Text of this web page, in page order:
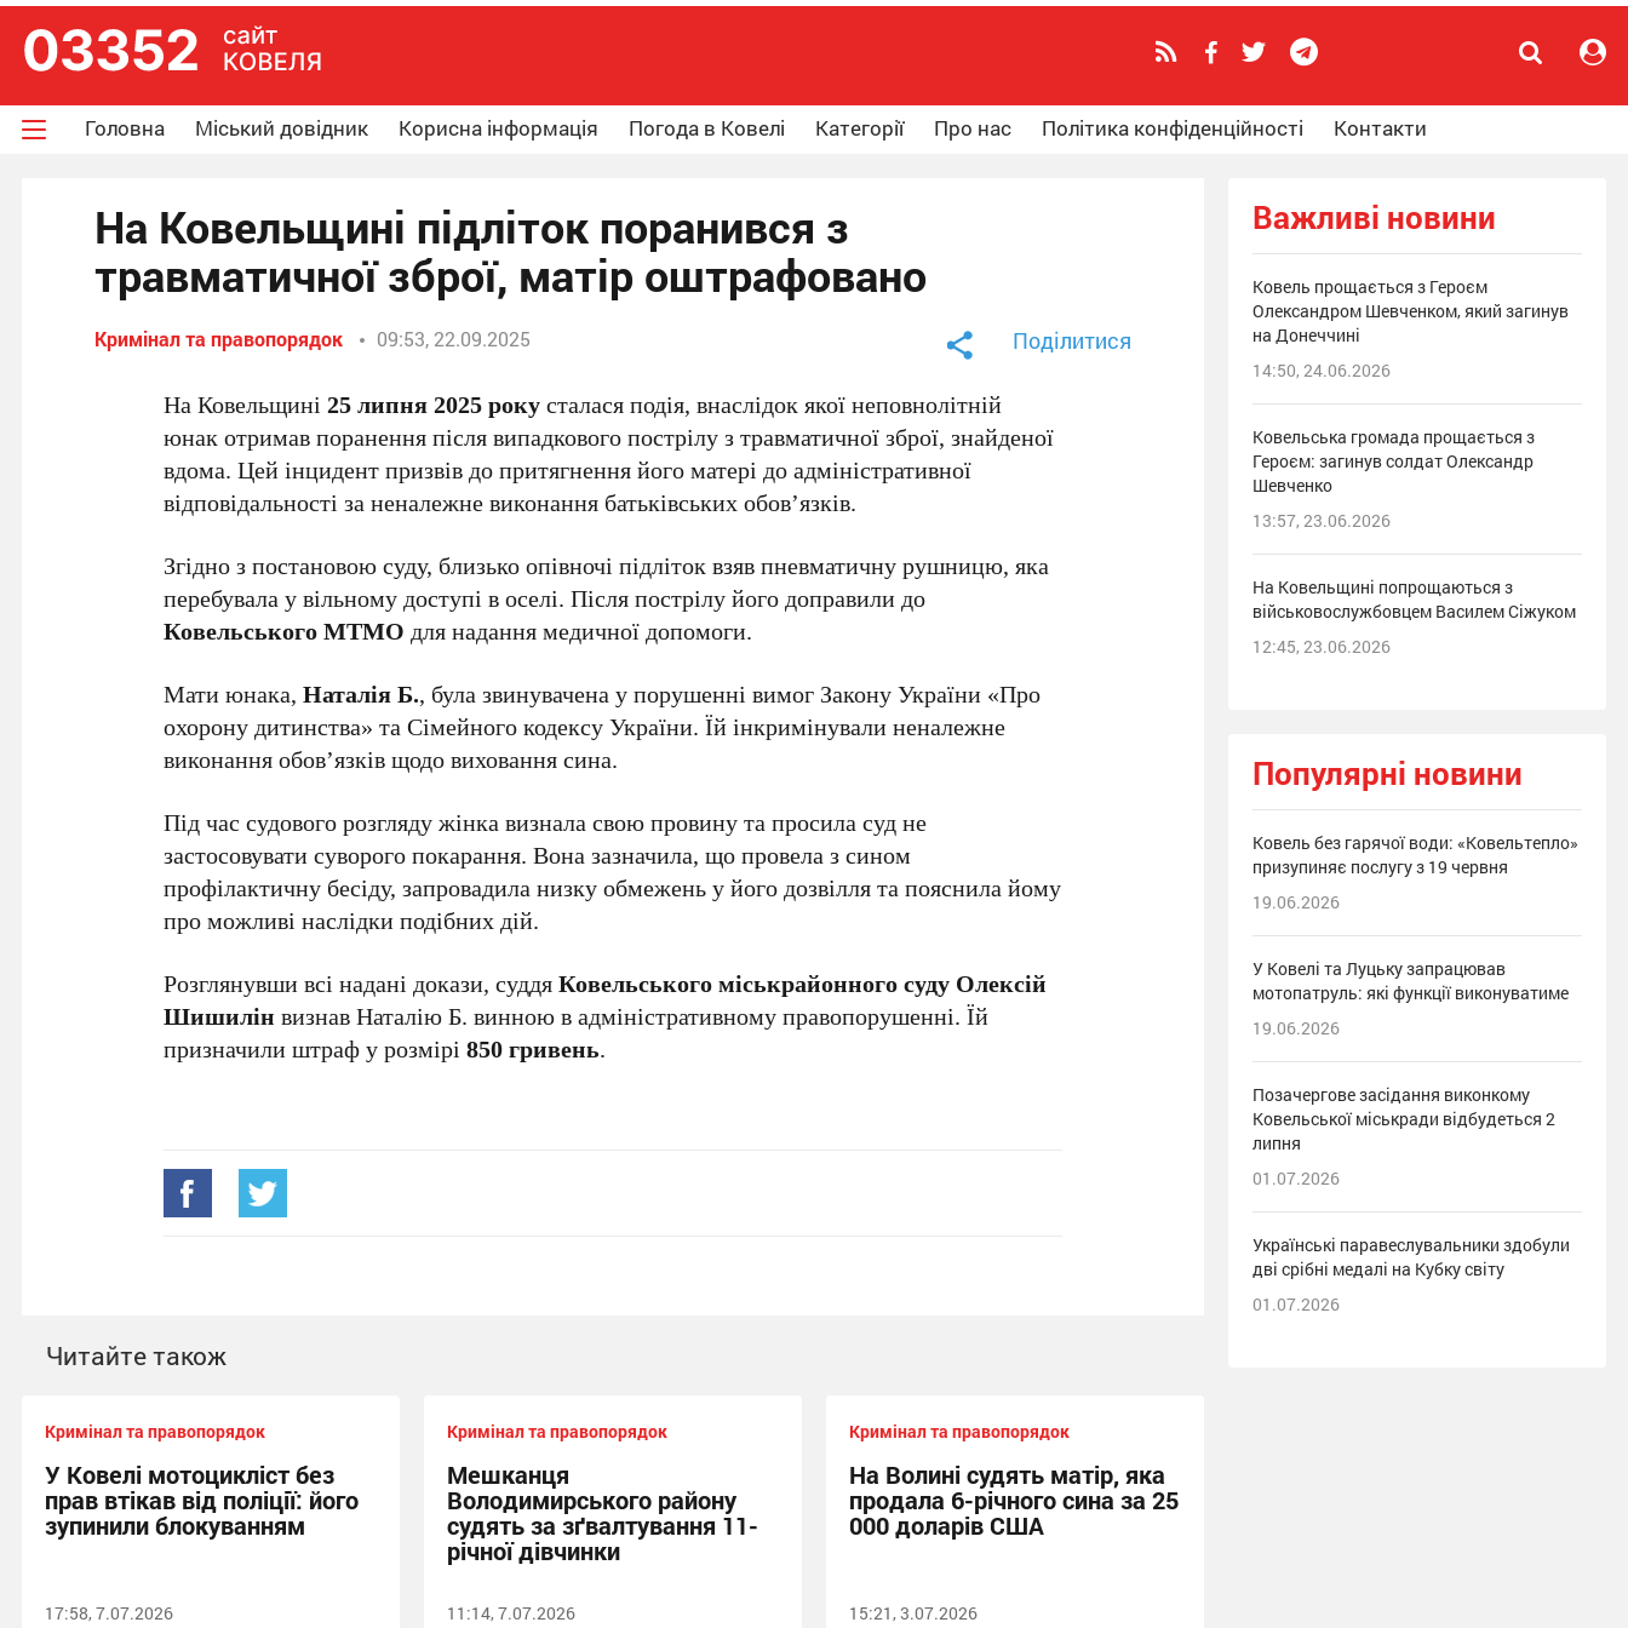
Головна Міський довідник Корисна інформація Погода в Ковелі Категорії Про нас Політика конфіденційності Контакти
На Ковельщині підліток поранився з
травматичної зброї, матір оштрафовано
Кримінал та правопорядок 09:53, 22.09.2025 Поділитися
На Ковельщині25 липня 2025 рокусталася подія, внаслідок якої неповнолітній
юнак отримав поранення після випадкового пострілу з травматичної зброї, знайденої
вдома. Цей інцидент призвів до притягнення його матері до адміністративної
відповідальності за неналежне виконання батьківських обов’язків.
Згідно з постановою суду, близько опівночі підліток взяв пневматичну рушницю, яка
перебувала у вільному доступі в оселі. Після пострілу його доправили до
Ковельського МТМО для надання медичної допомоги.
Мати юнака,Наталія Б., була звинувачена у порушенні вимог Закону України «Про
охорону дитинства» та Сімейного кодексу України. Їй інкримінували неналежне
виконання обов’язків щодо виховання сина.
Під час судового розгляду жінка визнала свою провину та просила суд не
застосовувати суворого покарання. Вона зазначила, що провела з сином
профілактичну бесіду, запровадила низку обмежень у його дозвілля та пояснила йому
про можливі наслідки подібних дій.
Розглянувши всі надані докази, суддяКовельського міськрайонного суду Олексій
Шишилін визнав Наталію Б. винною в адміністративному правопорушенні. Їй
призначили штраф у розмірі850 гривень.
Читайте також
Кримінал та правопорядок
У Ковелі мотоцикліст без
прав втікав від поліції: його
зупинили блокуванням
17:58, 7.07.2026
Кримінал та правопорядок
Мешканця
Володимирського району
судять за зґвалтування 11-
річної дівчинки
11:14, 7.07.2026
Кримінал та правопорядок
На Волині судять матір, яка
продала 6-річного сина за 25
000 доларів США
15:21, 3.07.2026
Важливі новини
Ковель прощається з Героєм
Олександром Шевченком, який загинув
на Донеччині
14:50, 24.06.2026
Ковельська громада прощається з
Героєм: загинув солдат Олександр
Шевченко
13:57, 23.06.2026
На Ковельщині попрощаються з
військовослужбовцем Василем Сіжуком
12:45, 23.06.2026
Популярні новини
Ковель без гарячої води: «Ковельтепло»
призупиняє послугу з 19 червня
19.06.2026
У Ковелі та Луцьку запрацював
мотопатруль: які функції виконуватиме
19.06.2026
Позачергове засідання виконкому
Ковельської міськради відбудеться 2
липня
01.07.2026
Українські паравеслувальники здобули
дві срібні медалі на Кубку світу
01.07.2026